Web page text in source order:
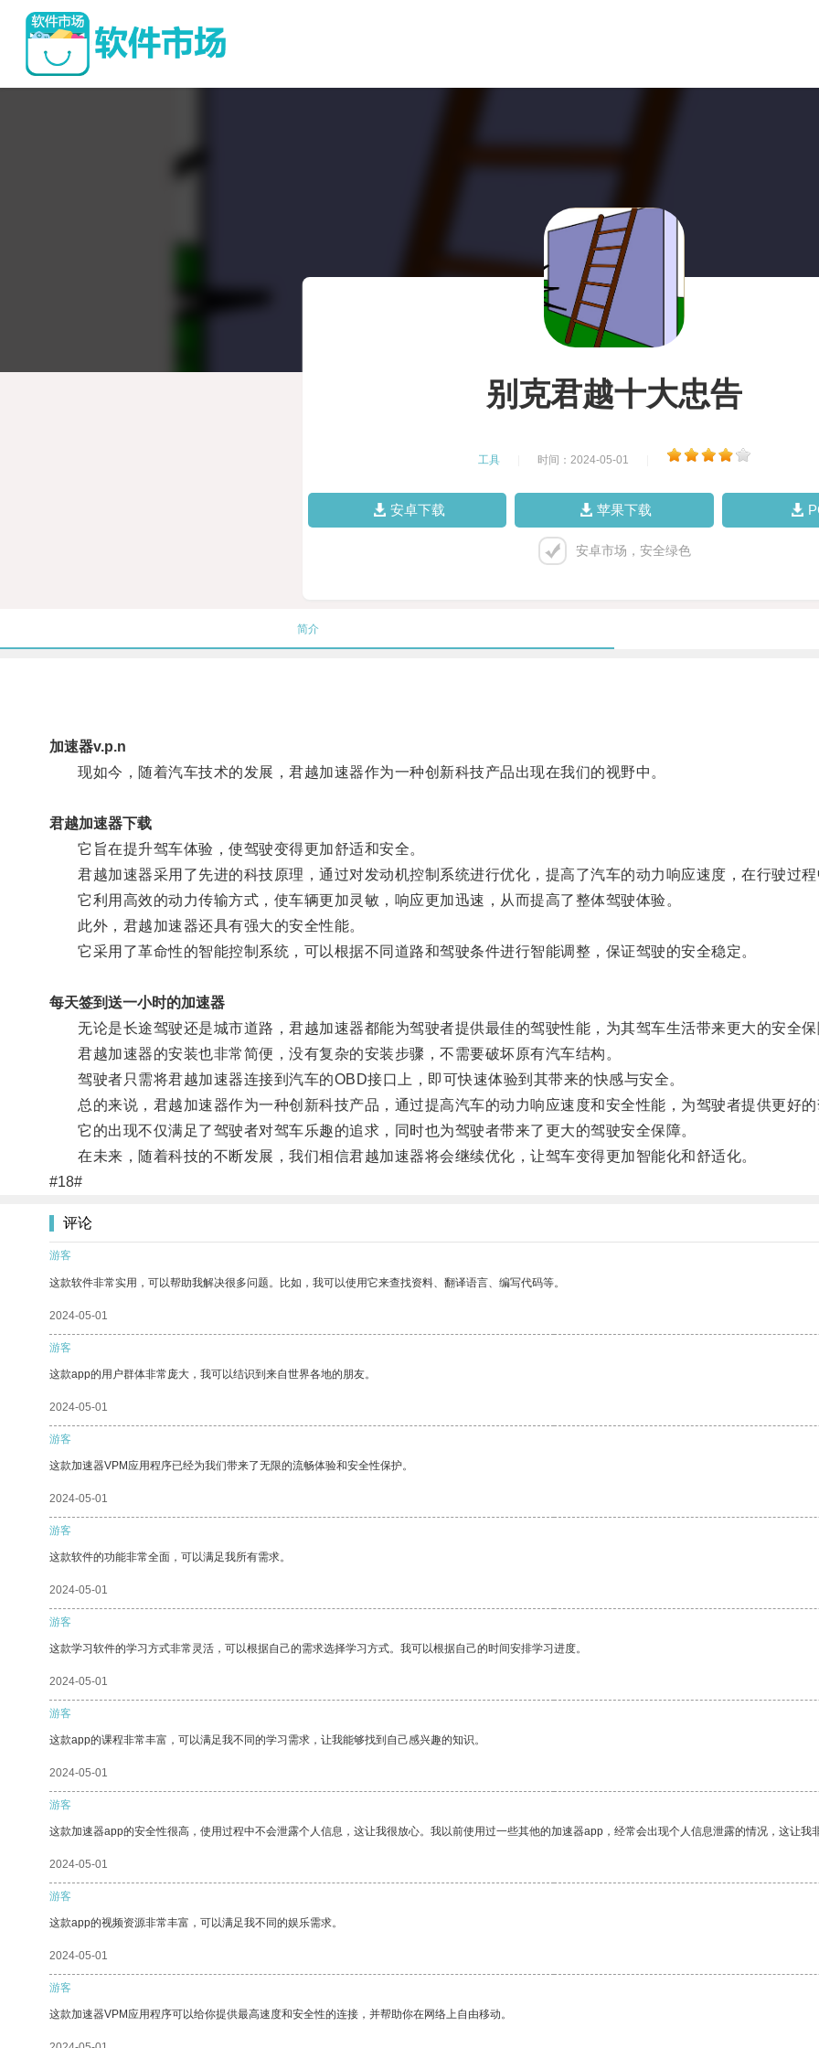
别克君越十大忠告
工具 时间：2024-05-01
安卓下载 苹果下载
安卓市场，安全绿色
简介
加速器v.p.n
现如今，随着汽车技术的发展，君越加速器作为一种创新科技产品出现在我们的视野中。
君越加速器下载
它旨在提升驾车体验，使驾驶变得更加舒适和安全。
君越加速器采用了先进的科技原理，通过对发动机控制系统进行优化，提高了汽车的动力响应速度，在行驶过程
它利用高效的动力传输方式，使车辆更加灵敏，响应更加迅速，从而提高了整体驾驶体验。
此外，君越加速器还具有强大的安全性能。
它采用了革命性的智能控制系统，可以根据不同道路和驾驶条件进行智能调整，保证驾驶的安全稳定。
每天签到送一小时的加速器
无论是长途驾驶还是城市道路，君越加速器都能为驾驶者提供最佳的驾驶性能，为其驾车生活带来更大的安全保
君越加速器的安装也非常简便，没有复杂的安装步骤，不需要破坏原有汽车结构。
驾驶者只需将君越加速器连接到汽车的OBD接口上，即可快速体验到其带来的快感与安全。
总的来说，君越加速器作为一种创新科技产品，通过提高汽车的动力响应速度和安全性能，为驾驶者提供更好的
它的出现不仅满足了驾驶者对驾车乐趣的追求，同时也为驾驶者带来了更大的驾驶安全保障。
在未来，随着科技的不断发展，我们相信君越加速器将会继续优化，让驾车变得更加智能化和舒适化。
#18#
评论
游客
这款软件非常实用，可以帮助我解决很多问题。比如，我可以使用它来查找资料、翻译语言、编写代码等。
2024-05-01
游客
这款app的用户群体非常庞大，我可以结识到来自世界各地的朋友。
2024-05-01
游客
这款加速器VPM应用程序已经为我们带来了无限的流畅体验和安全性保护。
2024-05-01
游客
这款软件的功能非常全面，可以满足我所有需求。
2024-05-01
游客
这款学习软件的学习方式非常灵活，可以根据自己的需求选择学习方式。我可以根据自己的时间安排学习进度。
2024-05-01
游客
这款app的课程非常丰富，可以满足我不同的学习需求，让我能够找到自己感兴趣的知识。
2024-05-01
游客
这款加速器app的安全性很高，使用过程中不会泄露个人信息，这让我很放心。我以前使用过一些其他的加速器app，经常会出现个人信息泄露的情况，这让我
2024-05-01
游客
这款app的视频资源非常丰富，可以满足我不同的娱乐需求。
2024-05-01
游客
这款加速器VPM应用程序可以给你提供最高速度和安全性的连接，并帮助你在网络上自由移动。